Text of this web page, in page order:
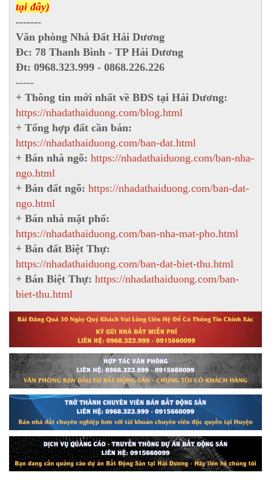
tại đây)
-------
Văn phòng Nhà Đất Hải Dương
Đc: 78 Thanh Bình - TP Hải Dương
Đt: 0968.323.999 - 0868.226.226
-----
+ Thông tin mới nhất về BĐS tại Hải Dương:
https://nhadathaiduong.com/blog.html
+ Tổng hợp đất cần bán:
https://nhadathaiduong.com/ban-dat.html
+ Bán nhà ngõ: https://nhadathaiduong.com/ban-nha-
ngo.html
+ Bán đất ngõ: https://nhadathaiduong.com/ban-dat-
ngo.html
+ Bán nhà mặt phố:
https://nhadathaiduong.com/ban-nha-mat-pho.html
+ Bán đất Biệt Thự:
https://nhadathaiduong.com/ban-dat-biet-thu.html
+ Bán Biệt Thự: https://nhadathaiduong.com/ban-
biet-thu.html